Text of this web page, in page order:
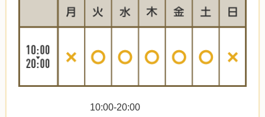
10:00-20:00